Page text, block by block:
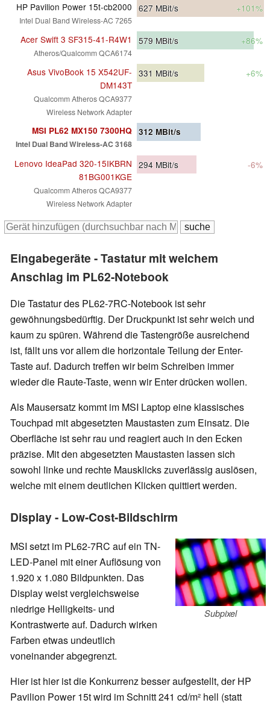
HP Pavilion Power 15t-cb2000
Intel Dual Band Wireless-AC 7265
627 MBit/s +101%
Acer Swift 3 SF315-41-R4W1
Atheros/Qualcomm QCA6174
579 MBit/s +86%
Asus VivoBook 15 X542UF-
DM143T
Qualcomm Atheros QCA9377
Wireless Network Adapter
331 MBit/s +6%
MSI PL62 MX150 7300HQ
Intel Dual Band Wireless-AC 3168
312 MBit/s
Lenovo IdeaPad 320-15IKBRN
81BG001KGE
Qualcomm Atheros QCA9377
Wireless Network Adapter
294 MBit/s -6%
Eingabegeräte - Tastatur mit weichem
Anschlag im PL62-Notebook
Die Tastatur des PL62-7RC-Notebook ist sehr
gewöhnungsbedürftig. Der Druckpunkt ist sehr weich und
kaum zu spüren. Während die Tastengröße ausreichend
ist, fällt uns vor allem die horizontale Teilung der Enter-
Taste auf. Dadurch treffen wir beim Schreiben immer
wieder die Raute-Taste, wenn wir Enter drücken wollen.
Als Mausersatz kommt im MSI Laptop eine klassisches
Touchpad mit abgesetzten Maustasten zum Einsatz. Die
Oberfläche ist sehr rau und reagiert auch in den Ecken
präzise. Mit den abgesetzten Maustasten lassen sich
sowohl linke und rechte Mausklicks zuverlässig auslösen,
welche mit einem deutlichen Klicken quittiert werden.
Display - Low-Cost-Bildschirm
Subpixel
MSI setzt im PL62-7RC auf ein TN-
LED-Panel mit einer Auflösung von
1.920 x 1.080 Bildpunkten. Das
Display weist vergleichsweise
niedrige Helligkeits- und
Kontrastwerte auf. Dadurch wirken
Farben etwas undeutlich
voneinander abgegrenzt.
Hier ist hier ist die Konkurrenz besser aufgestellt, der HP
Pavilion Power 15t wird im Schnitt 241 cd/m² hell (statt